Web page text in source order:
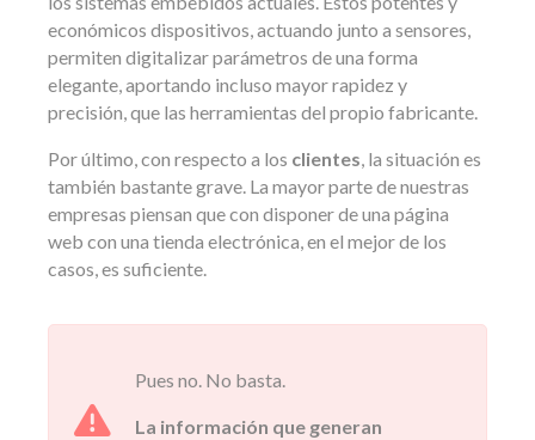
económicos dispositivos, actuando junto a sensores,
permiten digitalizar parámetros de una forma
elegante, aportando incluso mayor rapidez y
precisión, que las herramientas del propio fabricante.
Por último, con respecto a los clientes , la situación es
también bastante grave. La mayor parte de nuestras
empresas piensan que con disponer de una página
web con una tienda electrónica, en el mejor de los
casos, es suficiente.
Pues no. No basta.
La información que generan